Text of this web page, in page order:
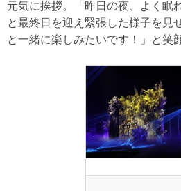
元気に挨拶。「昨日の夜、よく眠
と最終日を迎え緊張した様子を見
と一緒に楽しみたいです！」と笑